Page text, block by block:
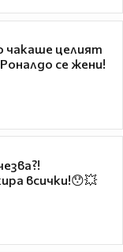
целият
се жени!
всички!😯💥